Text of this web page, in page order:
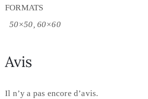
FORMATS
50×50, 60×60
Avis
Il n’y a pas encore d’avis.